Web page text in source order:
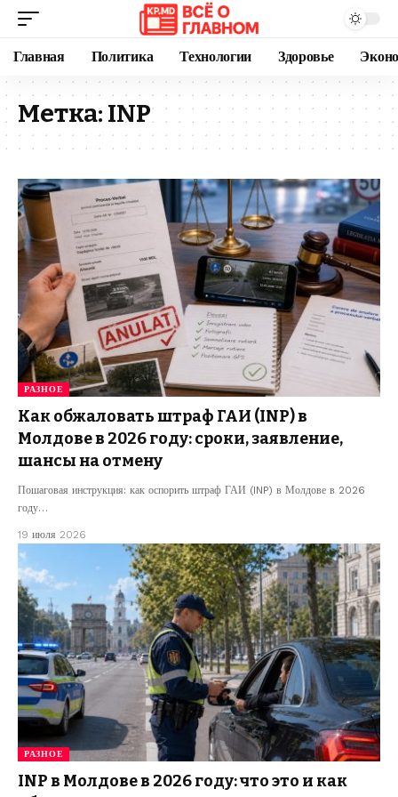
Главная Политика Технологии Здоровье
Метка: INP
РАЗНОЕ
Как обжаловать штраф ГАИ (INP) в
Молдове в 2026 году: сроки, заявление,
шансы на отмену
Пошаговая инструкция: как оспорить штраф ГАИ (INP) в Молдове в 2026
году…
19 июля 2026
РАЗНОЕ
INP в Молдове в 2026 году: что это и как